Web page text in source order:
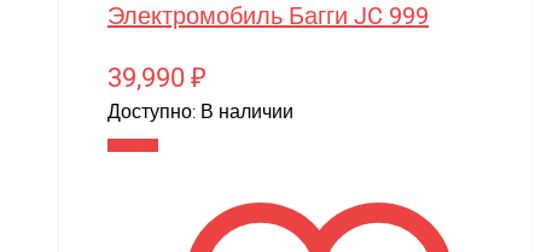
Электромобиль Багги JC 999
39,990 ₽
Доступно: В наличии